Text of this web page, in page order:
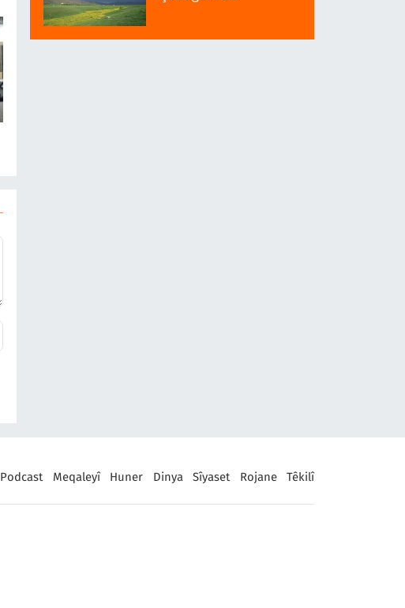
Podcast Meqaleyî Huner Dinya Sîyaset Rojane Têkilî